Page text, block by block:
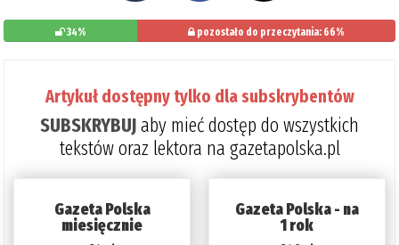
34% pozostało do przeczytania: 66%
Artykuł dostępny tylko dla subskrybentów
SUBSKRYBUJaby mieć dostęp do wszystkich
tekstów oraz lektora na gazetapolska.pl
Gazeta Polska
miesięcznie
Gazeta Polska - na
1 rok